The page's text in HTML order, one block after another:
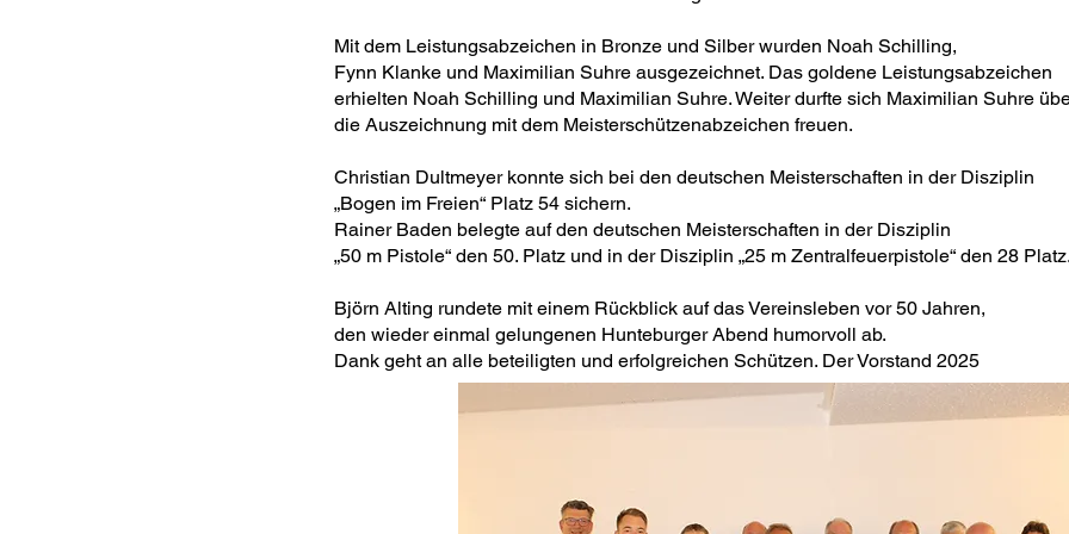
Mit dem Leistungsabzeichen in Bronze und Silber wurden Noah Schilling,
Fynn Klanke und Maximilian Suhre ausgezeichnet. Das goldene Leistungsabzeichen
erhielten Noah Schilling und Maximilian Suhre. Weiter durfte sich Maximilian Suhre
die Auszeichnung mit dem Meisterschützenabzeichen freuen.
Christian Dultmeyer konnte sich bei den deutschen Meisterschaften in der Disziplin
„Bogen im Freien“ Platz 54 sichern.
Rainer Baden belegte auf den deutschen Meisterschaften in der Disziplin
„50 m Pistole“ den 50. Platz und in der Disziplin „25 m Zentralfeuerpistole“ den 28
Björn Alting rundete mit einem Rückblick auf das Vereinsleben vor 50 Jahren,
den wieder einmal gelungenen Hunteburger Abend humorvoll ab.
Dank geht an alle beteiligten und erfolgreichen Schützen. Der Vorstand 2025